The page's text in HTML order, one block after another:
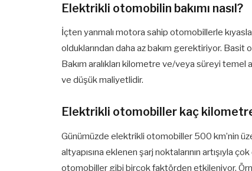
Elektrikli otomobilin bakımı nasıl?
İçten yanmalı motora sahip otomobillerle
olduklarından daha az bakım gerektiriyor.
Bakım aralıkları kilometre ve/veya süreyi temel
ve düşük maliyetlidir.
Elektrikli otomobiller kaç
Günümüzde elektrikli otomobiller 500 km’nin
altyapısına eklenen şarj noktalarının artışıyla
otomobiller gibi birçok faktörden etkileniyor.